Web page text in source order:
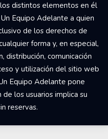
distintos elementos en él
Equipo Adelante a quien
de los derechos de
forma y, en especial,
distribución, comunicación
y utilización del sitio web
Equipo Adelante pone
los usuarios implica su
reservas.